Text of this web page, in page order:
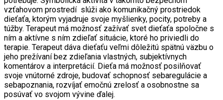
vzťahovom prostredí slúži ako komunikačný prostriedok
dieťaťa, ktorým vyjadruje svoje myšlienky, pocity, potreby a
túžby. Terapeut má možnosť zažívať svet dieťaťa spoločne s
ním a aktívne s ním zdieľať situácie, ktoré ho priviedli do
terapie. Terapeut dáva dieťaťu veľmi dôležitú spätnú väzbu o
jeho prežívaní bez zdieľania vlastných, subjektívnych
komentárov a interpretácií. Dieťa má možnosť posilňovať
svoje vnútorné zdroje, budovať schopnosť sebaregulácie a
sebapoznania, rozvíjať emočnú zrelosť a osobnostne sa
posúvať vo svojom vývine ďalej.